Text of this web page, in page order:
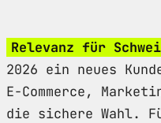
Relevanz für
2026 ein neues
E-Commerce,
die sichere Wahl.